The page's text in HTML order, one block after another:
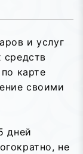
и услуг
средств
карте
своими
дней
не